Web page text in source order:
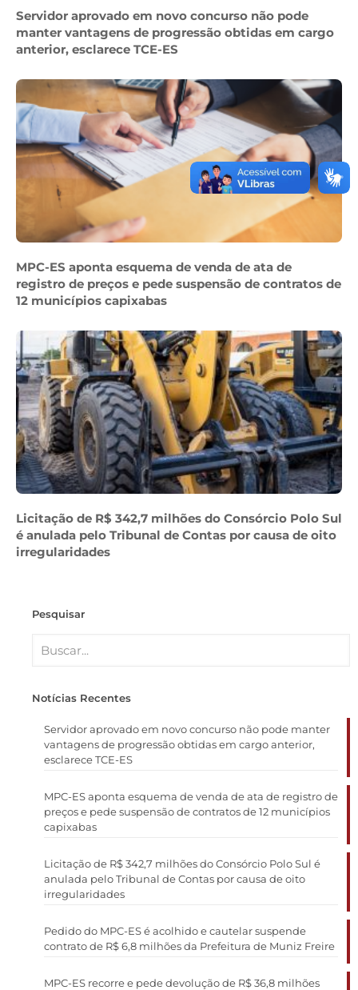
Servidor aprovado em novo concurso não pode
manter vantagens de progressão obtidas em cargo
anterior, esclarece TCE-ES
MPC-ES aponta esquema de venda de ata de
registro de preços e pede suspensão de contratos de
12 municípios capixabas
Licitação de R$ 342,7 milhões do Consórcio Polo Sul
é anulada pelo Tribunal de Contas por causa de oito
irregularidades
Pesquisar
Notícias Recentes
Servidor aprovado em novo concurso não pode manter
vantagens de progressão obtidas em cargo anterior,
esclarece TCE-ES
MPC-ES aponta esquema de venda de ata de registro de
preços e pede suspensão de contratos de 12 municípios
capixabas
Licitação de R$ 342,7 milhões do Consórcio Polo Sul é
anulada pelo Tribunal de Contas por causa de oito
irregularidades
Pedido do MPC-ES é acolhido e cautelar suspende
contrato de R$ 6,8 milhões da Prefeitura de Muniz Freire
MPC-ES recorre e pede devolução de R$ 36,8 milhões